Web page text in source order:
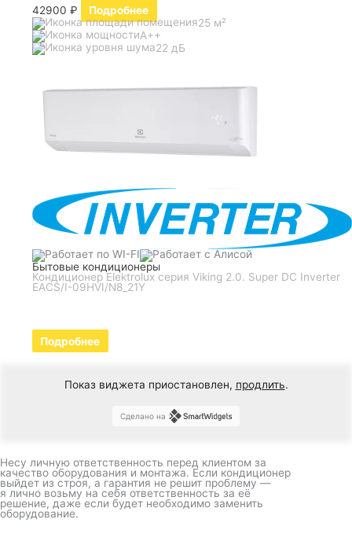
42900₽
Подробнее
25 м²
A++
22 дБ
Бытовые кондиционеры
Кондиционер Elektrolux серия Viking 2.0. Super DC Inverter
EACS/I-09HVI/N8_21Y
Подробнее
Показ виджета приостановлен, продлить.
Сделано на
Несу личную ответственность перед клиентом за
качество оборудования и монтажа. Если кондиционер
выйдет из строя, а гарантия не решит проблему —
я лично возьму на себя ответственность за её
решение, даже если будет необходимо заменить
оборудование.